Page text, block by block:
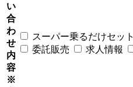
い
合
わ
せ
内
容
※
スーパー乗るだけセット
委託販売
求人情報